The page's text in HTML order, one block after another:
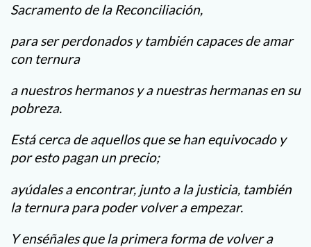
Sacramento de la Reconciliación,
para ser perdonados y también capaces de amar
con ternura
a nuestros hermanos y a nuestras hermanas en su
pobreza.
Está cerca de aquellos que se han equivocado y
por esto pagan un precio;
ayúdales a encontrar, junto a la justicia, también
la ternura para poder volver a empezar.
Y enséñales que la primera forma de volver a